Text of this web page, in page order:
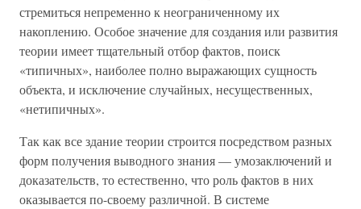
стремиться непременно к неограниченному их
накоплению. Особое значение для создания или развития
теории имеет тщательный отбор фактов, поиск
«типичных», наиболее полно выражающих сущность
объекта, и исключение случайных, несущественных,
«нетипичных».
Так как все здание теории строится посредством разных
форм получения выводного знания — умозаключений и
доказательств, то естественно, что роль фактов в них
оказывается по-своему различной. В системе